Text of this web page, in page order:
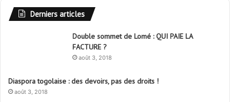
Derniers articles
Double sommet de Lomé : QUI PAIE LA
FACTURE ?
août 3, 2018
août 3, 2018